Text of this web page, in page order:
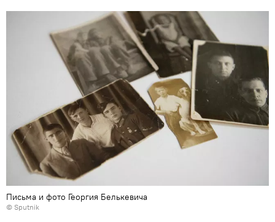
Письма и фото Георгия Белькевича
© Sputnik